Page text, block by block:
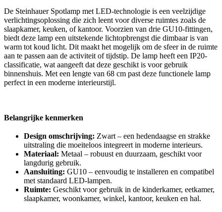
De Steinhauer Spotlamp met LED-technologie is een veelzijdige
verlichtingsoplossing die zich leent voor diverse ruimtes zoals de
slaapkamer, keuken, of kantoor. Voorzien van drie GU10-fittingen,
biedt deze lamp een uitstekende lichtopbrengst die dimbaar is van
warm tot koud licht. Dit maakt het mogelijk om de sfeer in de ruimte
aan te passen aan de activiteit of tijdstip. De lamp heeft een IP20-
classificatie, wat aangeeft dat deze geschikt is voor gebruik
binnenshuis. Met een lengte van 68 cm past deze functionele lamp
perfect in een moderne interieurstijl.
Belangrijke kenmerken
Design omschrijving: Zwart – een hedendaagse en strakke
uitstraling die moeiteloos integreert in moderne interieurs.
Materiaal: Metaal – robuust en duurzaam, geschikt voor
langdurig gebruik.
Aansluiting: GU10 – eenvoudig te installeren en compatibel
met standaard LED-lampen.
Ruimte: Geschikt voor gebruik in de kinderkamer, eetkamer,
slaapkamer, woonkamer, winkel, kantoor, keuken en hal.